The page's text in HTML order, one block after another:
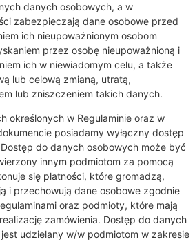
danych osobowych, a w
zabezpieczają dane osobowe przed
ich nieupoważnionym osobom
przez osobę nieupoważnioną i
ich w niewiadomym celu, a także
lub celową zmianą, utratą,
lub zniszczeniem takich danych.
określonych w Regulaminie oraz w
posiadamy wyłączny dostęp
do danych osobowych może być
innym podmiotom za pomocą
się płatności, które gromadzą,
i przechowują dane osobowe zgodnie
oraz podmioty, które mają
zamówienia. Dostęp do danych
udzielany w/w podmiotom w zakresie